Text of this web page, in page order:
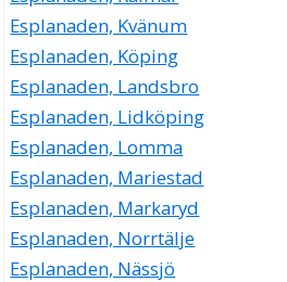
Esplanaden, Kvänum
Esplanaden, Köping
Esplanaden, Landsbro
Esplanaden, Lidköping
Esplanaden, Lomma
Esplanaden, Mariestad
Esplanaden, Markaryd
Esplanaden, Norrtälje
Esplanaden, Nässjö